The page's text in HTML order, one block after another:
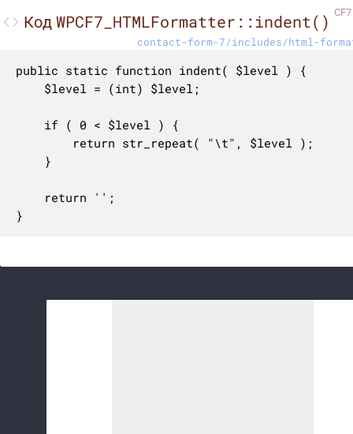
Код WPCF7_HTMLFormatter::indent()
contact-form-7/includes/html-
public static function indent( $level ) {
}